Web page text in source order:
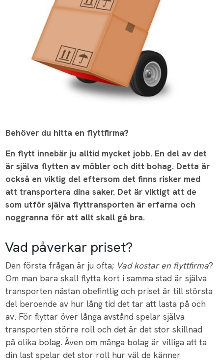
Behöver du hitta en flyttfirma?
En flytt innebär ju alltid mycket jobb. En del av det
är själva flytten av möbler och ditt bohag. Detta är
också en viktig del eftersom det finns risker med
att transportera dina saker. Det är viktigt att de
som utför själva flyttransporten är erfarna och
noggranna för att allt skall gå bra.
Vad påverkar priset?
Den första frågan är ju ofta; Vad kostar en flyttfirma?
Om man bara skall flytta kort i samma stad är själva
transporten nästan obefintlig och priset är till största
del beroende av hur lång tid det tar att lasta på och
av. För flyttar över långa avstånd spelar själva
transporten större roll och det är det stor skillnad
på olika bolag. Även om många bolag är villiga att ta
din last spelar det stor roll hur väl de känner